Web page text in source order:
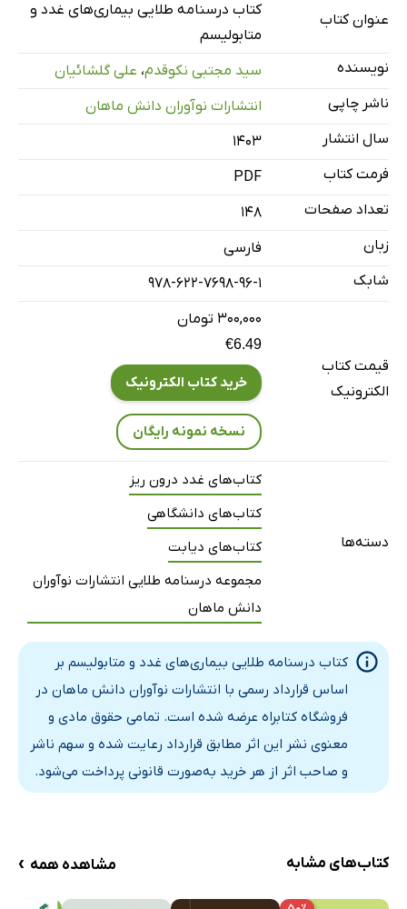
فصل 385: بیماری‌های ندولار تیروئید و کانسر تیروئید
فصل 403: دیابت - تشخیص، طبقه‌بندی، پاتوفیزیولوژی
فصل 405: عوارض دیابت
فصل 406: هایپوگلیسمی
فصل 408: سندرم متابولیک
فصل 64: محور هیپوتالاموس - هیپوفیز
فصل 69: چاقی
فصل 77: استئوپروز
عنوان کتاب
کتاب درسنامه طلایی بیماری‌های غدد و
متابولیسم
نویسنده
سید مجتبی نکوقدم، علی گلشائیان
ناشر چاپی
انتشارات نوآوران دانش ماهان
سال انتشار
۱۴۰۳
فرمت کتاب
PDF
تعداد صفحات
148
زبان
فارسی
شابک
978-622-7698-96-1
قیمت کتاب
الکترونیک
۳۰۰,۰۰۰ تومان
€6.49
خرید کتاب الکترونیک
نسخه نمونه رایگان
دسته‌ها
کتاب‌های غدد درون ریز
کتاب‌های دانشگاهی
کتاب‌های دیابت
مجموعه درسنامه طلایی انتشارات نوآوران
دانش ماهان
کتاب درسنامه طلایی بیماری‌های غدد و متابولیسم بر
اساس قرارداد رسمی با انتشارات نوآوران دانش ماهان در
فروشگاه کتابراه عرضه شده است. تمامی حقوق مادی و
معنوی نشر این اثر مطابق قرارداد رعایت شده و سهم ناشر
و صاحب اثر از هر خرید به‌صورت قانونی پرداخت می‌شود.
کتاب‌های مشابه مشاهده همه ›